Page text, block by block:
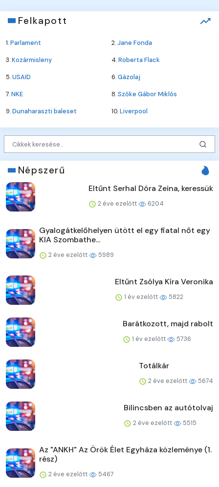
Felkapott
1.Parlament 2.Jane Fonda
3.Kozármisleny 4.Roberta Flack
5.USAID 6.Gázolaj
7.NKE 8.Szőke Gábor Miklós
9.Dunaharaszti baleset 10.Liverpool
Népszerű
Eltűnt Serhal Dóra Zeina, keressük
2 éve ezelőtt 6204
Gyalogátkelőhelyen ütött el egy fiatal nőt egy
KIA Szombathe...
2 éve ezelőtt 5989
Eltűnt Zsólya Kíra Veronika
1 év ezelőtt 5822
Barátkozott, majd rabolt
1 év ezelőtt 5736
Totálkár
2 éve ezelőtt 5674
Bilincsben az autótolvaj
2 éve ezelőtt 5515
Az "ANKH" Az Örök Élet Egyháza közleménye (1.
rész)
2 éve ezelőtt 5467